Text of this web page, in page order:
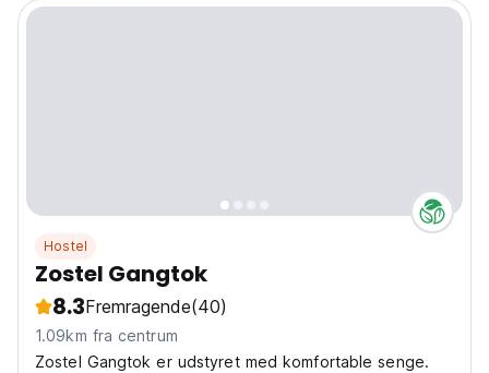
Hostel
Zostel Gangtok
8.3Fremragende(40)
1.09km fra centrum
Zostel Gangtok er udstyret med komfortable senge.